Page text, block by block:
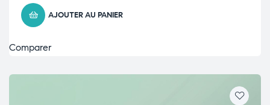
AJOUTER AU PANIER
Comparer